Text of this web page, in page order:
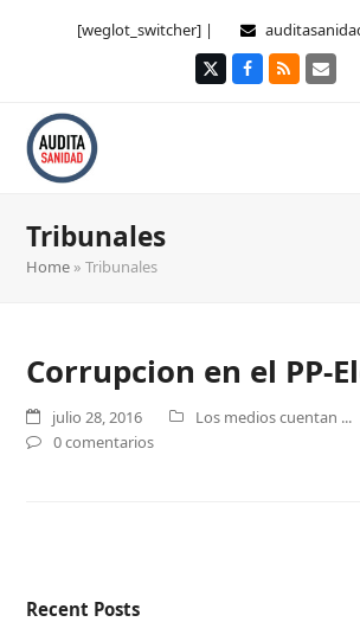
[weglot_switcher] |
TwitterFacebook
RSS
Tribunales
Home »Tribunales
Corrupcion en el PP-
julio 28, 2016
Los medios cuentan ...
0 comentarios
Recent Posts